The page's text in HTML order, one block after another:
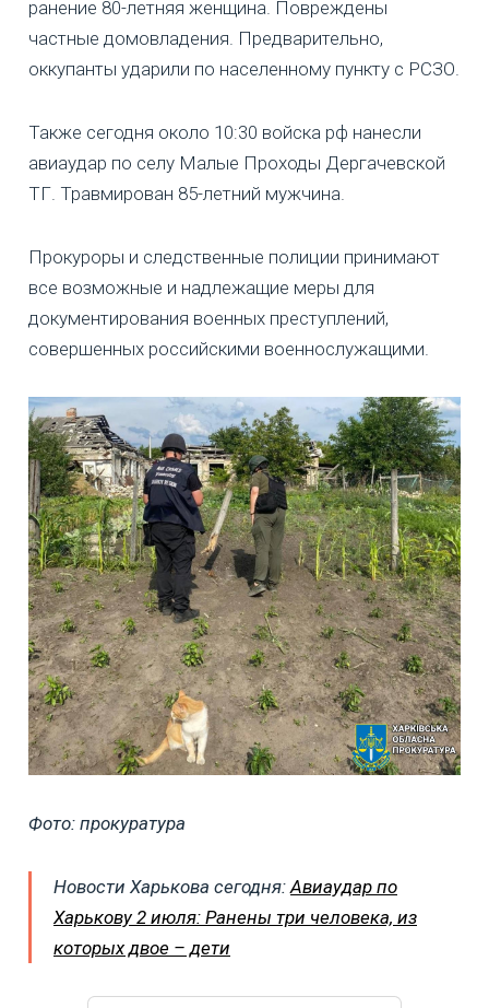
ранение 80-летняя женщина. Повреждены
частные домовладения. Предварительно,
оккупанты ударили по населенному пункту с РСЗО.
Также сегодня около 10:30 войска рф нанесли
авиаудар по селу Малые Проходы Дергачевской
ТГ. Травмирован 85-летний мужчина.
Прокуроры и следственные полиции принимают
все возможные и надлежащие меры для
документирования военных преступлений,
совершенных российскими военнослужащими.
Фото: прокуратура
Новости Харькова сегодня: Авиаудар по
Харькову 2 июля: Ранены три человека, из
которых двое – дети